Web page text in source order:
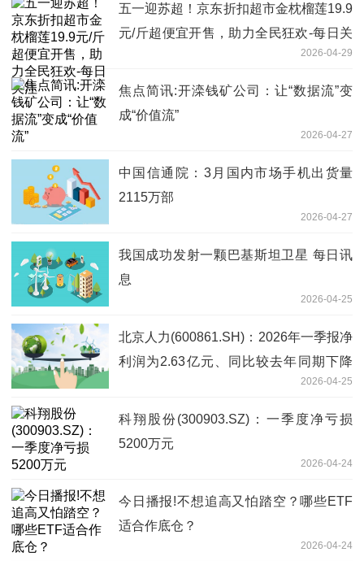
五一迎苏超！京东折扣超市金枕榴莲19.9
元/斤超便宜开售，助力全民狂欢-每日关
2026-04-29
焦点简讯:开滦钱矿公司：让“数据流”变
成“价值流”
2026-04-27
中国信通院：3月国内市场手机出货量
2115万部
2026-04-27
我国成功发射一颗巴基斯坦卫星 每日讯
息
2026-04-25
北京人力(600861.SH)：2026年一季报净
利润为2.63亿元、同比较去年同期下降
2026-04-25
科翔股份(300903.SZ)：一季度净亏损
5200万元
2026-04-24
今日播报!不想追高又怕踏空？哪些ETF
适合作底仓？
2026-04-24